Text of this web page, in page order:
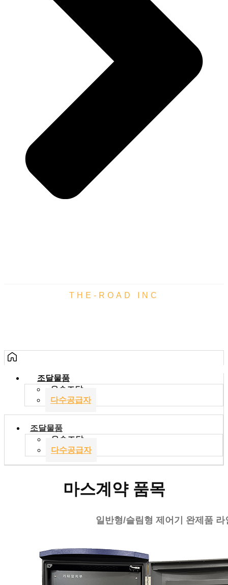
THE-ROAD INC
조달물품
우수조달
다수공급자
조달물품
우수조달
다수공급자
마스계약 품목
일반형/슬림형 제어기 완제품 라